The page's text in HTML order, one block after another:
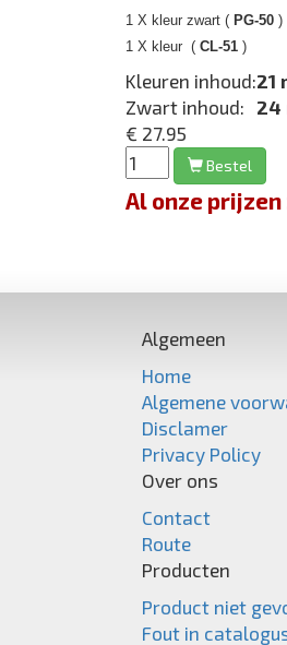
1 X kleur zwart ( PG-50
1 X kleur ( CL-51 )
Kleuren inhoud:21
Zwart inhoud:
24
€ 27.95
Bestel
Al onze
Algemeen
Home
Algemene
Disclamer
Privacy Policy
Over ons
Contact
Route
Producten
Product niet
Fout in